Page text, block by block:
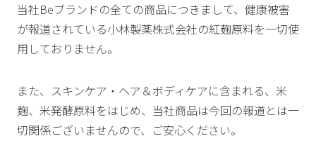
当社Beブランドの全ての商品につきまして、健康被害
が報道されている小林製薬株式会社の紅麹原料を一切使
用しておりません。
また、スキンケア・ヘア＆ボディケアに含まれる、米
麹、米発酵原料をはじめ、当社商品は今回の報道とは一
切関係ございませんので、ご安心ください。